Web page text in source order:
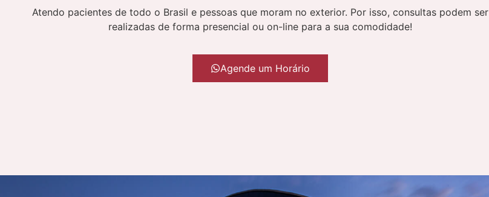
Atendo pacientes de todo o Brasil e pessoas que moram no exterior. Por isso, consultas podem ser
realizadas de forma presencial ou on-line para a sua comodidade!
Agende um Horário